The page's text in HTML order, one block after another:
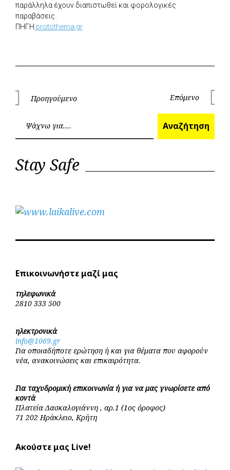
παράλληλα έχουν διαπιστωθεί και φορολογικές
παραβάσεις.
ΠΗΓΗ protothema.gr
Πλοήγηση
άρθρων
Προηγούμενο Επόμενο
Αναζήτηση
Stay Safe
Επικοινωνήστε μαζί μας
τηλεφωνικά
2810 333 500
ηλεκτρονικά
info@1069.gr
Για οποιαδήποτε ερώτηση ή και για θέματα που αφορούν
νέα, ανακοινώσεις και επικαιρότητα.
Για ταχυδρομική επικοινωνία ή για να μας γνωρίσετε από
κοντά
Πλατεία Δασκαλογιάννη , αρ.1 (1ος όροφος)
71 202 Ηράκλειο, Κρήτη
Ακούστε μας Live!